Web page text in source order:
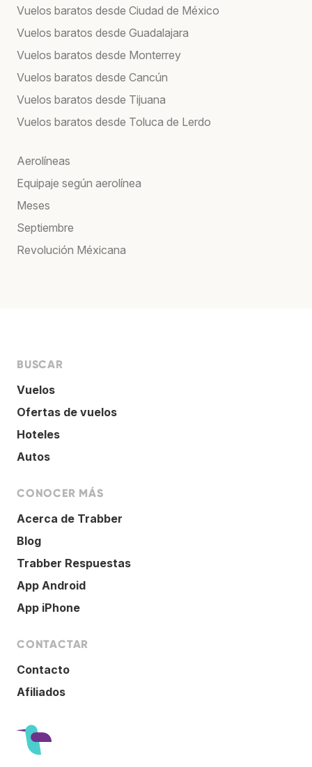
Vuelos baratos desde Ciudad de México
Vuelos baratos desde Guadalajara
Vuelos baratos desde Monterrey
Vuelos baratos desde Cancún
Vuelos baratos desde Tijuana
Vuelos baratos desde Toluca de Lerdo
Aerolíneas
Equipaje según aerolínea
Meses
Septiembre
Revolución Méxicana
BUSCAR
Vuelos
Ofertas de vuelos
Hoteles
Autos
CONOCER MÁS
Acerca de Trabber
Blog
Trabber Respuestas
App Android
App iPhone
CONTACTAR
Contacto
Afiliados